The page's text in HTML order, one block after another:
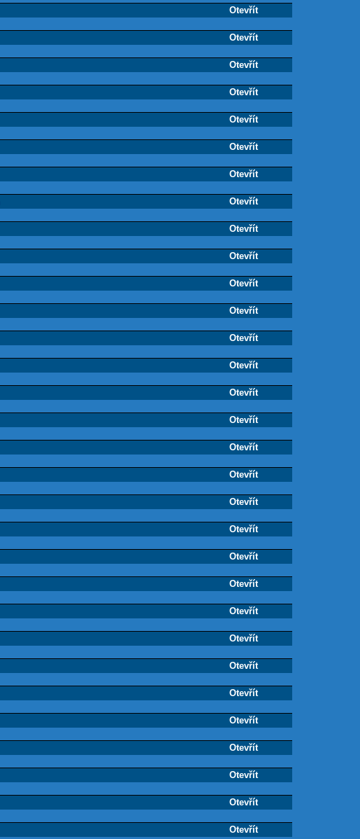
Otevřít
Otevřít
Otevřít
Otevřít
Otevřít
Otevřít
Otevřít
Otevřít
Otevřít
Otevřít
Otevřít
Otevřít
Otevřít
Otevřít
Otevřít
Otevřít
Otevřít
Otevřít
Otevřít
Otevřít
Otevřít
Otevřít
Otevřít
Otevřít
Otevřít
Otevřít
Otevřít
Otevřít
Otevřít
Otevřít
Otevřít